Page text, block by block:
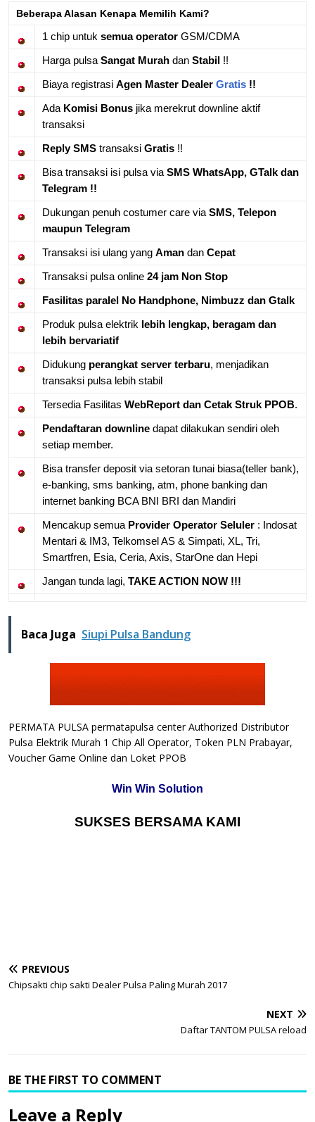
Beberapa Alasan Kenapa Memilih Kami?
1 chip untuk semua operator GSM/CDMA
Harga pulsaSangat Murah dan Stabil !!
Biaya registrasi Agen Master Dealer Gratis !!
Ada Komisi Bonus jika merekrut downline aktif
transaksi
Reply SMS transaksi Gratis !!
Bisa transaksi isi pulsa viaSMS WhatsApp, GTalk dan
Telegram !!
Dukungan penuh costumer care viaSMS, Telepon
maupun Telegram
Transaksi isi ulang yang Aman dan Cepat
Transaksi pulsa online 24 jam Non Stop
Fasilitas paralel No Handphone, Nimbuzz dan Gtalk
Produk pulsa elektrik lebih lengkap, beragam dan
lebih bervariatif
Didukung perangkat server terbaru, menjadikan
transaksi pulsa lebih stabil
Tersedia Fasilitas WebReport dan Cetak Struk PPOB.
Pendaftaran downline dapat dilakukan sendiri oleh
setiap member.
Bisa transfer deposit via setoran tunai biasa(teller bank),
e-banking, sms banking, atm, phone banking dan
internet banking BCA BNI BRI dan Mandiri
Mencakup semua Provider Operator Seluler : Indosat
Mentari & IM3, Telkomsel AS & Simpati, XL, Tri,
Smartfren, Esia, Ceria, Axis, StarOne dan Hepi
Jangan tunda lagi, TAKE ACTION NOW !!!
Baca Juga Siupi Pulsa Bandung
PERMATA PULSA permatapulsa center Authorized Distributor
Pulsa Elektrik Murah 1 Chip All Operator, Token PLN Prabayar,
Voucher Game Online dan Loket PPOB
Win Win Solution
SUKSES BERSAMA KAMI
PREVIOUS
Chipsakti chip sakti Dealer Pulsa Paling Murah 2017‎
NEXT
Daftar TANTOM PULSA reload
BE THE FIRST TO COMMENT
Leave a Reply